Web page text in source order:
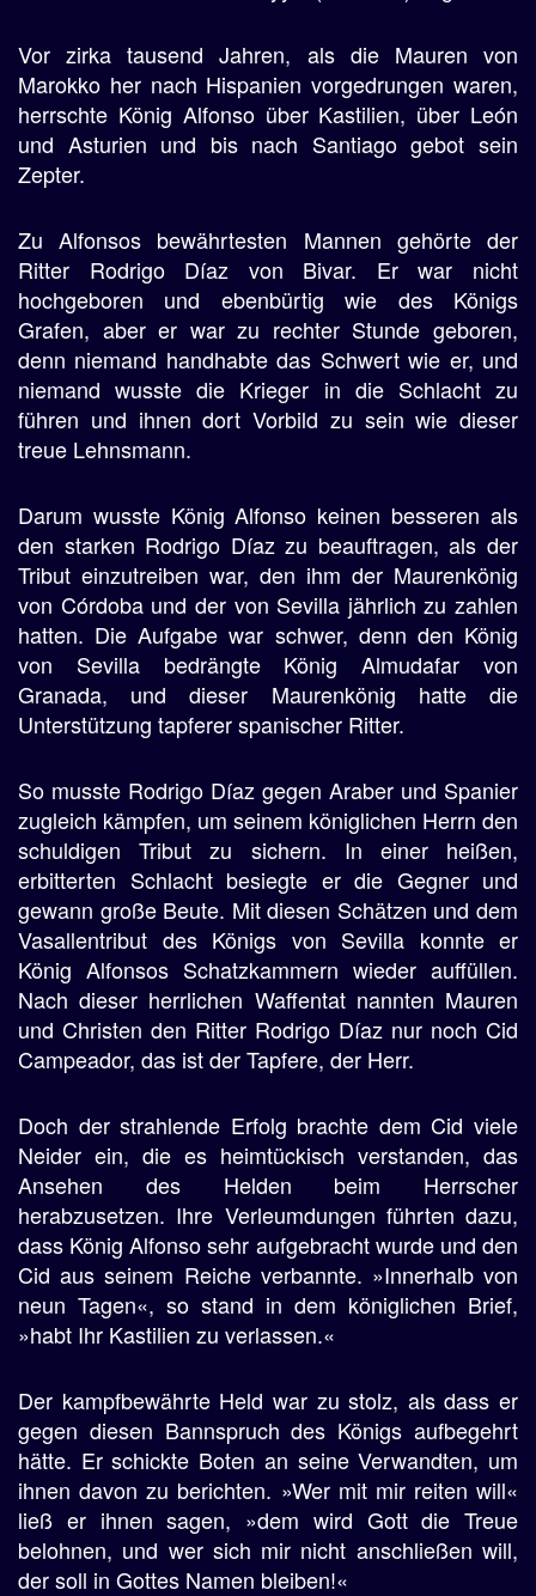
Vor zirka tausend Jahren, als die Mauren von
Marokko her nach Hispanien vorgedrungen waren,
herrschte König Alfonso über Kastilien, über León
und Asturien und bis nach Santiago gebot sein
Zepter.
Zu Alfonsos bewährtesten Mannen gehörte der
Ritter Rodrigo Díaz von Bivar. Er war nicht
hochgeboren und ebenbürtig wie des Königs
Grafen, aber er war zu rechter Stunde geboren,
denn niemand handhabte das Schwert wie er, und
niemand wusste die Krieger in die Schlacht zu
führen und ihnen dort Vorbild zu sein wie dieser
treue Lehnsmann.
Darum wusste König Alfonso keinen besseren als
den starken Rodrigo Díaz zu beauftragen, als der
Tribut einzutreiben war, den ihm der Maurenkönig
von Córdoba und der von Sevilla jährlich zu zahlen
hatten. Die Aufgabe war schwer, denn den König
von Sevilla bedrängte König Almudafar von
Granada, und dieser Maurenkönig hatte die
Unterstützung tapferer spanischer Ritter.
So musste Rodrigo Díaz gegen Araber und Spanier
zugleich kämpfen, um seinem königlichen Herrn den
schuldigen Tribut zu sichern. In einer heißen,
erbitterten Schlacht besiegte er die Gegner und
gewann große Beute. Mit diesen Schätzen und dem
Vasallentribut des Königs von Sevilla konnte er
König Alfonsos Schatzkammern wieder auffüllen.
Nach dieser herrlichen Waffentat nannten Mauren
und Christen den Ritter Rodrigo Díaz nur noch Cid
Campeador, das ist der Tapfere, der Herr.
Doch der strahlende Erfolg brachte dem Cid viele
Neider ein, die es heimtückisch verstanden, das
Ansehen des Helden beim Herrscher
herabzusetzen. Ihre Verleumdungen führten dazu,
dass König Alfonso sehr aufgebracht wurde und den
Cid aus seinem Reiche verbannte. »Innerhalb von
neun Tagen«, so stand in dem königlichen Brief,
»habt Ihr Kastilien zu verlassen.«
Der kampfbewährte Held war zu stolz, als dass er
gegen diesen Bannspruch des Königs aufbegehrt
hätte. Er schickte Boten an seine Verwandten, um
ihnen davon zu berichten. »Wer mit mir reiten will«
ließ er ihnen sagen, »dem wird Gott die Treue
belohnen, und wer sich mir nicht anschließen will,
der soll in Gottes Namen bleiben!«